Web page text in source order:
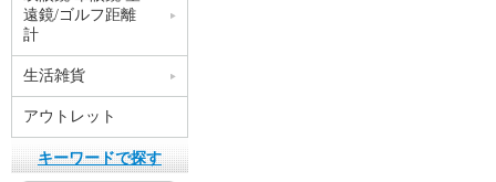
遠鏡/ゴルフ距離
計
生活雑貨
アウトレット
キーワードで探す